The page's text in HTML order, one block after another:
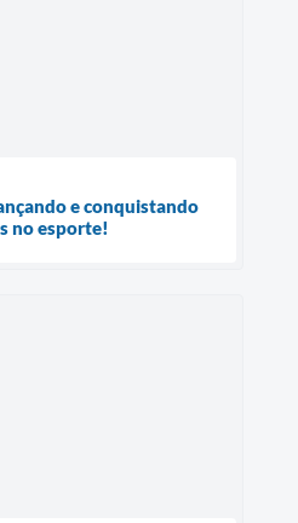
e conquistando
no esporte!